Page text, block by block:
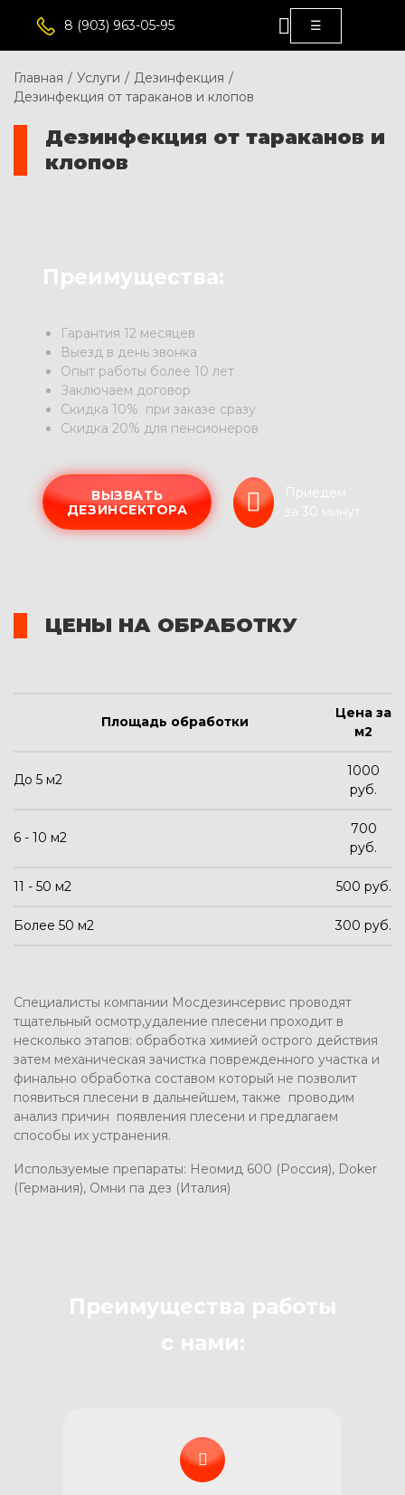
8 (903) 963-05-95 ☰
Главная / Услуги / Дезинфекция /
Дезинфекция от тараканов и клопов
Дезинфекция от тараканов и
клопов
Преимущества:
Гарантия 12 месяцев
Выезд в день звонка
Опыт работы более 10 лет
Заключаем договор
Скидка 10% при заказе сразу
Скидка 20% для пенсионеров
ВЫЗВАТЬ
ДЕЗИНСЕКТОРА
Приедем
за 30 минут
ЦЕНЫ НА ОБРАБОТКУ
Площадь обработки
Цена за
м2
До 5 м2
1000
руб.
6 - 10 м2
700
руб.
11 - 50 м2 500 руб.
Более 50 м2 300 руб.
Специалисты компании Мосдезинсервис проводят
тщательный осмотр,удаление плесени проходит в
несколько этапов: обработка химией острого действия
затем механическая зачистка поврежденного участка и
финально обработка составом который не позволит
появиться плесени в дальнейшем, также проводим
анализ причин появления плесени и предлагаем
способы их устранения.
Используемые препараты: Неомид 600 (Россия), Doker
(Германия), Омни па дез (Италия)
Преимущества работы
с нами: